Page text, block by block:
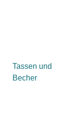
Tassen und
Becher